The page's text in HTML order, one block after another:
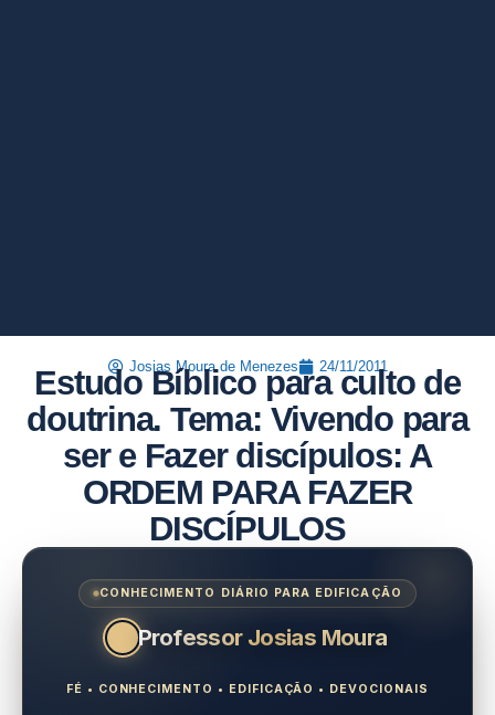
Josias Moura de Menezes 24/11/2011
Estudo Bíblico para culto de
doutrina. Tema: Vivendo para
ser e Fazer discípulos: A
ORDEM PARA FAZER
DISCÍPULOS
CONHECIMENTO DIÁRIO PARA EDIFICAÇÃO
Professor Josias Moura
FÉ • CONHECIMENTO • EDIFICAÇÃO • DEVOCIONAIS